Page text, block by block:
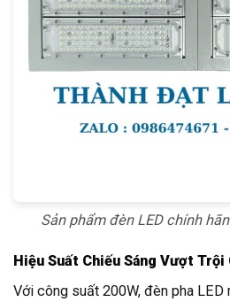
Sản phẩm đèn LED chính
Hiệu Suất Chiếu Sáng Vượt
Với công suất 200W, đèn pha